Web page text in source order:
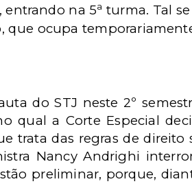
, entrando na 5a turma. Tal
ocupa
do STJ neste 2º
qual a Corte Especial
trata das regras de direito
Nancy Andrighi
preliminar, porque,